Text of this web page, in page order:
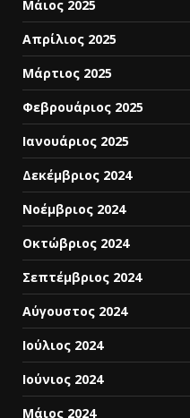
Μάιος 2025
Απρίλιος 2025
Μάρτιος 2025
Φεβρουάριος 2025
Ιανουάριος 2025
Δεκέμβριος 2024
Νοέμβριος 2024
Οκτώβριος 2024
Σεπτέμβριος 2024
Αύγουστος 2024
Ιούλιος 2024
Ιούνιος 2024
Μάιος 2024